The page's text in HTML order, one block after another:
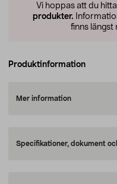
Vi hoppas att du
produkter.
finns längst
Produktinformation
Mer information
Specifikationer, dokument